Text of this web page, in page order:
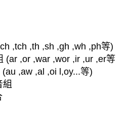
,tch ,th ,sh ,gh ,wh ,ph等)
(ar ,or ,war ,wor ,ir ,ur ,er等
,aw ,al ,oi l,oy...等)
組